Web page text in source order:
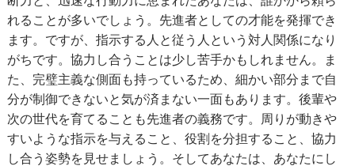
れることが多いでしょう。先進者としての才能を発揮でき
ます。ですが、指示する人と従う人という対人関係になり
がちです。協力し合うことは少し苦手かもしれません。ま
た、完璧主義な側面も持っているため、細かい部分まで自
分が制御できないと気が済まない一面もあります。後輩や
次の世代を育てることも先進者の義務です。周りが動きや
すいような指示を与えること、役割を分担すること、協力
し合う姿勢を見せましょう。そしてあなたは、あなたにし